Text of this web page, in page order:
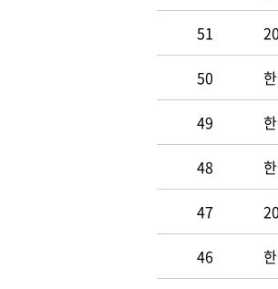
51
50
49
48
47
46